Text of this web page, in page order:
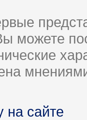
можете
на сайте